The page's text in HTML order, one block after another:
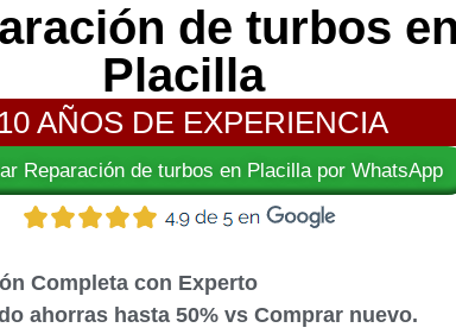
de turbos en
Placilla
AÑOS DE EXPERIENCIA
Reparación de turbos en Placilla por WhatsApp
Completa con Experto
ahorras hasta 50% vs Comprar nuevo.